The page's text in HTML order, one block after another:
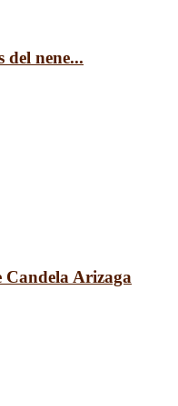
nene...
Candela Arizaga